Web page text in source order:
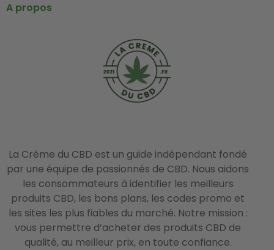
A propos
La Crème du CBD est un guide indépendant fondé
par une équipe de passionnés de CBD. Nous aidons
les consommateurs à identifier les meilleurs
produits CBD, les bons plans, les codes promo et
les sites les plus fiables du marché. Notre mission :
vous permettre d’acheter des produits CBD de
qualité, au meilleur prix, en toute confiance.